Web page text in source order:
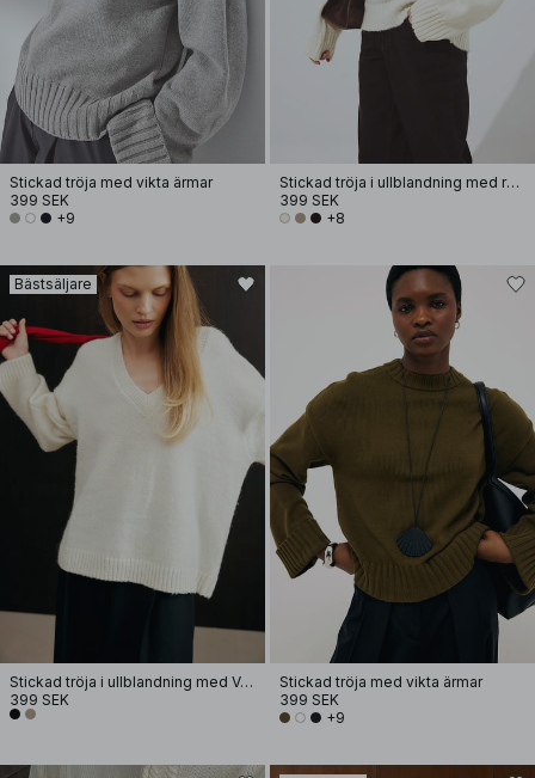
Stickad tröja med vikta ärmar
399 SEK
+9
Stickad tröja i ullblandning med rund halsringning
399 SEK
+8
Bästsäljare
Stickad tröja i ullblandning med V-ringning
399 SEK
Stickad tröja med vikta ärmar
399 SEK
+9